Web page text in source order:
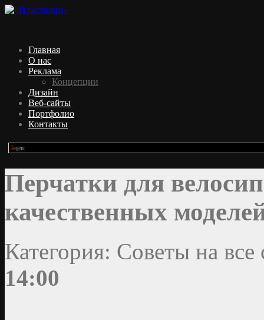
Главная
О нас
Реклама
Концепции
Дизайн
Веб-сайты
Портфолио
Контакты
Перчатки для
качественных
Категория: Советы на
14:00